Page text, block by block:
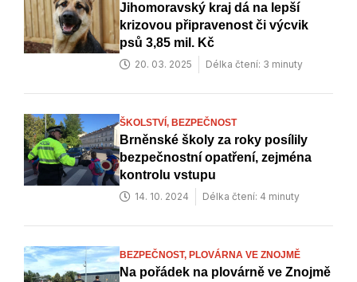
Jihomoravský kraj dá na lepší
krizovou připravenost či výcvik
psů 3,85 mil. Kč
20. 03. 2025 Délka čtení: 3 minuty
ŠKOLSTVÍ, BEZPEČNOST
Brněnské školy za roky posílily
bezpečnostní opatření, zejména
kontrolu vstupu
14. 10. 2024 Délka čtení: 4 minuty
BEZPEČNOST, PLOVÁRNA VE ZNOJMĚ
Na pořádek na plovárně ve Znojmě